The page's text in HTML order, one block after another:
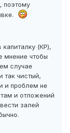
поэтому
(КР),
мнение чтобы
случае
так чистый,
и проблем не
и отложений
залей